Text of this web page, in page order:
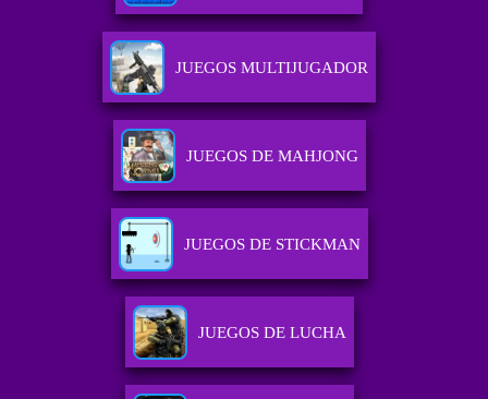
JUEGOS MULTIJUGADOR
JUEGOS DE MAHJONG
JUEGOS DE STICKMAN
JUEGOS DE LUCHA